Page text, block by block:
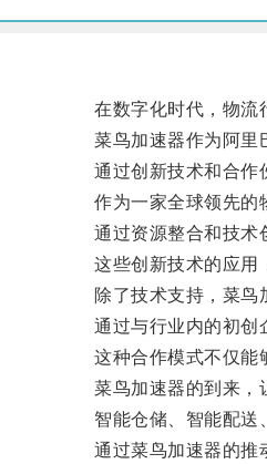
在数字化时代，物流行
菜鸟加速器作为阿里巴
通过创新技术和合作伙
作为一家全球领先的物
通过资源整合和技术创
这些创新技术的应用，
除了技术支持，菜鸟加
通过与行业内的初创企
这种合作模式不仅能够
菜鸟加速器的到来，让
智能仓储、智能配送、
通过菜鸟加速器的推动